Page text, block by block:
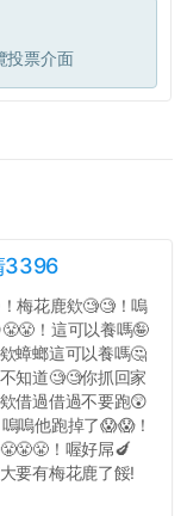
投票介面
3396
梅花鹿欸🧐🧐！嗚
！這可以養嗎🤪
蟑螂這可以養嗎🤔
知道🧐🧐你抓回家
借過借過不要跑😲
嗚他跑掉了😱😱！
！喔好屌🍆
要有梅花鹿了餒!